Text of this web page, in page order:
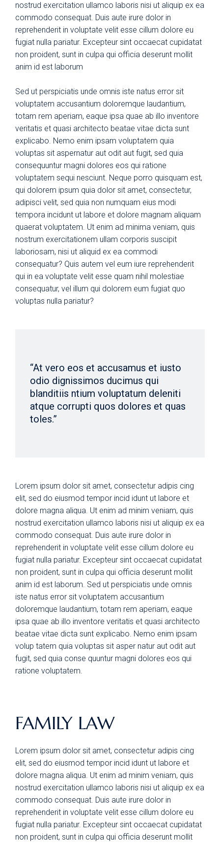
nostrud exercitation ullamco laboris nisi ut aliquip ex ea
commodo consequat. Duis aute irure dolor in
reprehenderit in voluptate velit esse cillum dolore eu
fugiat nulla pariatur. Excepteur sint occaecat cupidatat
non proident, sunt in culpa qui officia deserunt mollit
anim id est laborum
Sed ut perspiciatis unde omnis iste natus error sit
voluptatem accusantium doloremque laudantium,
totam rem aperiam, eaque ipsa quae ab illo inventore
veritatis et quasi architecto beatae vitae dicta sunt
explicabo. Nemo enim ipsam voluptatem quia
voluptas sit aspernatur aut odit aut fugit, sed quia
consequuntur magni dolores eos qui ratione
voluptatem sequi nesciunt. Neque porro quisquam est,
qui dolorem ipsum quia dolor sit amet, consectetur,
adipisci velit, sed quia non numquam eius modi
tempora incidunt ut labore et dolore magnam aliquam
quaerat voluptatem. Ut enim ad minima veniam, quis
nostrum exercitationem ullam corporis suscipit
laboriosam, nisi ut aliquid ex ea commodi
consequatur? Quis autem vel eum iure reprehenderit
qui in ea voluptate velit esse quam nihil molestiae
consequatur, vel illum qui dolorem eum fugiat quo
voluptas nulla pariatur?
“At vero eos et accusamus et iusto
odio dignissimos ducimus qui
blanditiis ntium voluptatum deleniti
atque corrupti quos dolores et quas
toles.”
Lorem ipsum dolor sit amet, consectetur adipis cing
elit, sed do eiusmod tempor incid idunt ut labore et
dolore magna aliqua. Ut enim ad minim veniam, quis
nostrud exercitation ullamco laboris nisi ut aliquip ex ea
commodo consequat. Duis aute irure dolor in
reprehenderit in voluptate velit esse cillum dolore eu
fugiat nulla pariatur. Excepteur sint occaecat cupidatat
non proident, sunt in culpa qui officia deserunt mollit
anim id est laborum. Sed ut perspiciatis unde omnis
iste natus error sit voluptatem accusantium
doloremque laudantium, totam rem aperiam, eaque
ipsa quae ab illo inventore veritatis et quasi architecto
beatae vitae dicta sunt explicabo. Nemo enim ipsam
volup tatem quia voluptas sit asper natur aut odit aut
fugit, sed quia conse quuntur magni dolores eos qui
ratione voluptatem.
FAMILY LAW
Lorem ipsum dolor sit amet, consectetur adipis cing
elit, sed do eiusmod tempor incid idunt ut labore et
dolore magna aliqua. Ut enim ad minim veniam, quis
nostrud exercitation ullamco laboris nisi ut aliquip ex ea
commodo consequat. Duis aute irure dolor in
reprehenderit in voluptate velit esse cillum dolore eu
fugiat nulla pariatur. Excepteur sint occaecat cupidatat
non proident, sunt in culpa qui officia deserunt mollit